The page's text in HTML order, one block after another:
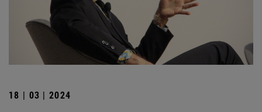
18 | 03 | 2024